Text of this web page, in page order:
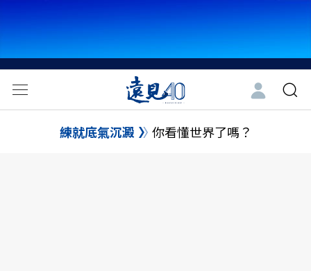
練就底氣沉澱 你看懂世界了嗎？